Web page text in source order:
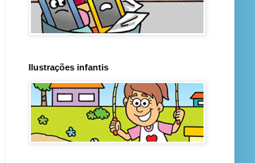
Ilustrações infantis